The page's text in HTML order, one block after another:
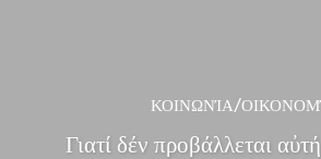
ΚΟΙΝΩΝΊΑ/
Γιατί δέν προβάλλεται